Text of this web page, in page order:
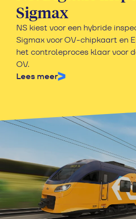
inspectie
Arriva boa's gebruiken
Sigmax voor efficiënte
het OV, inclusief beboeten en
opmaken.
Lees meer
Sigmax
NS kiest voor een hybride
Sigmax voor OV-chipkaart en
het controleproces klaar voor
OV.
Lees meer